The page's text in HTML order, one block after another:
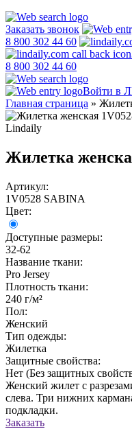
Заказать звонок
8 800 302 44 60
8 800 302 44 60
Войти в
Главная страница »
Жилетка
Артикул:
1V0528 SABINA
Цвет:
Доступные размеры:
32-62
Название ткани:
Pro Jersey
Плотность ткани:
240 г/м²
Пол:
Женский
Тип одежды:
Жилетка
Защитные свойства:
Нет (Без защитных
Женский жилет с
слева. Три нижних
подкладки.
Заказать